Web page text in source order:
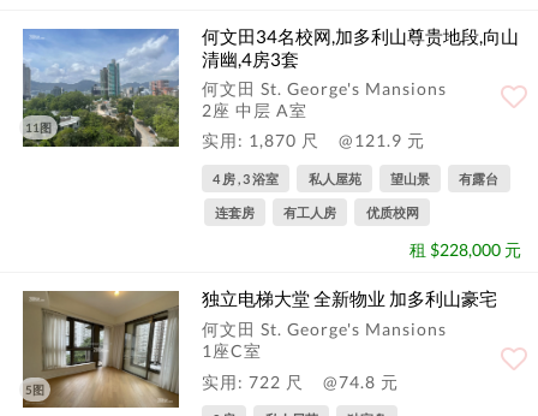
11图
何文田34名校网,加多利山尊贵地段,向山
清幽,4房3套
何文田 St. George's Mansions
2座 中层 A室
实用: 1,870 尺
@121.9 元
4 房 , 3 浴室 私人屋苑 望山景 有露台
连套房 有工人房 优质校网
租 $228,000 元
5图
独立电梯大堂 全新物业 加多利山豪宅
何文田 St. George's Mansions
1座C室
实用: 722 尺
@74.8 元